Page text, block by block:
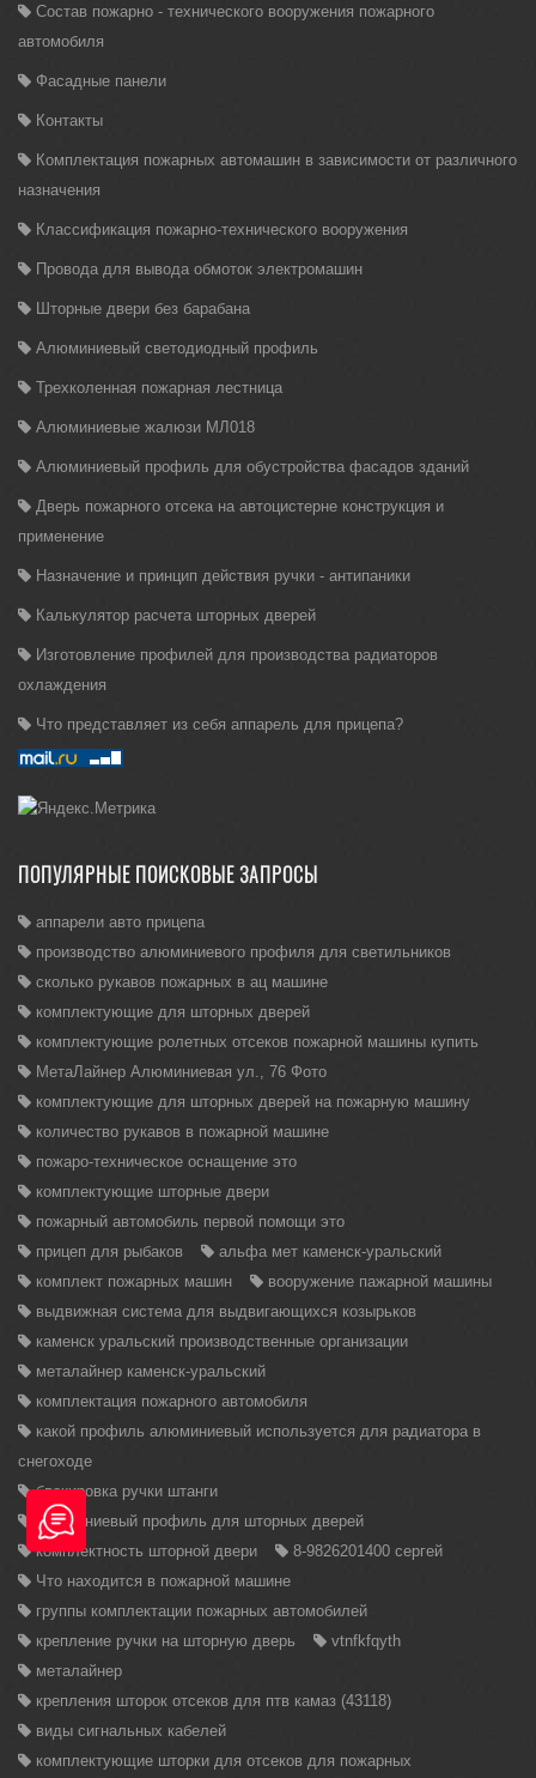
Состав пожарно - технического вооружения пожарного
автомобиля
Фасадные панели
Контакты
Комплектация пожарных автомашин в зависимости от различного
назначения
Классификация пожарно-технического вооружения
Провода для вывода обмоток электромашин
Шторные двери без барабана
Алюминиевый светодиодный профиль
Трехколенная пожарная лестница
Алюминиевые жалюзи МЛ018
Алюминиевый профиль для обустройства фасадов зданий
Дверь пожарного отсека на автоцистерне конструкция и
применение
Назначение и принцип действия ручки - антипаники
Калькулятор расчета шторных дверей
Изготовление профилей для производства радиаторов
охлаждения
Что представляет из себя аппарель для прицепа?
ПОПУЛЯРНЫЕ ПОИСКОВЫЕ ЗАПРОСЫ
аппарели авто прицепа
производство алюминиевого профиля для светильников
сколько рукавов пожарных в ац машине
комплектующие для шторных дверей
комплектующие ролетных отсеков пожарной машины купить
МетаЛайнер Алюминиевая ул., 76 Фото
комплектующие для шторных дверей на пожарную машину
количество рукавов в пожарной машине
пожаро-техническое оснащение это
комплектующие шторные двери
пожарный автомобиль первой помощи это
прицеп для рыбаков
альфа мет каменск-уральский
комплект пожарных машин
вооружение пажарной машины
выдвижная система для выдвигающихся козырьков
каменск уральский производственные организации
металайнер каменск-уральский
комплектация пожарного автомобиля
какой профиль алюминиевый используется для радиатора в
снегоходе
блокировка ручки штанги
алюминиевый профиль для шторных дверей
комплектность шторной двери
8-9826201400 сергей
Что находится в пожарной машине
группы комплектации пожарных автомобилей
крепление ручки на шторную дверь
vtnfkfqyth
металайнер
крепления шторок отсеков для птв камаз (43118)
виды сигнальных кабелей
комплектующие шторки для отсеков для пожарных